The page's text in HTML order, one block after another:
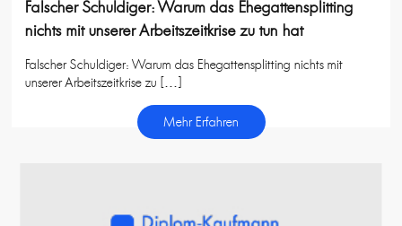
Falscher Schuldiger: Warum das Ehegattensplitting
nichts mit unserer Arbeitszeitkrise zu tun hat
Falscher Schuldiger: Warum das Ehegattensplitting nichts mit
unserer Arbeitszeitkrise zu […]
Mehr Erfahren